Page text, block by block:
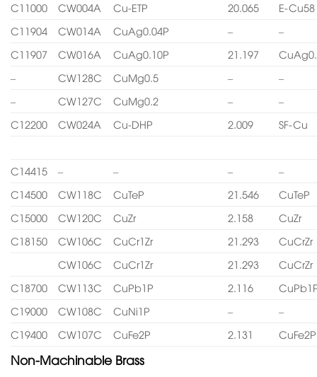
C11000
CW004A Cu-ETP 20.065
E-Cu58
C11904
CW014A CuAg0.04P –
–
C11907
CW016A CuAg0.10P 21.197
–
CW128C CuMg0.5 –
–
–
CW127C CuMg0.2 –
–
C12200
CW024A Cu-DHP 2.009 SF-Cu
C14415 – – –
–
C14500
CW118C CuTeP 21.546
CuTeP
C15000
CW120C CuZr 2.158
CuZr
C18150
CW106C CuCr1Zr 21.293
CuCrZr
CW106C
CuCr1Zr 21.293
CuCrZr
C18700
CW113C CuPb1P 2.116
C19000
CW108C CuNi1P –
–
C19400
CW107C CuFe2P 2.131 CuFe2P
Non-Machinable Brass